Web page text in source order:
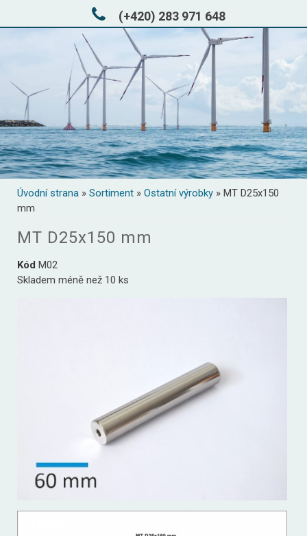
(+420) 283 971 648
Úvodní strana » Sortiment » Ostatní výrobky » MT D25x150
mm
MT D25x150 mm
Kód M02
Skladem méně než 10 ks